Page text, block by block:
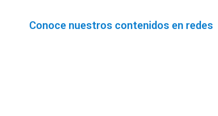
Conoce nuestros contenidos en redes